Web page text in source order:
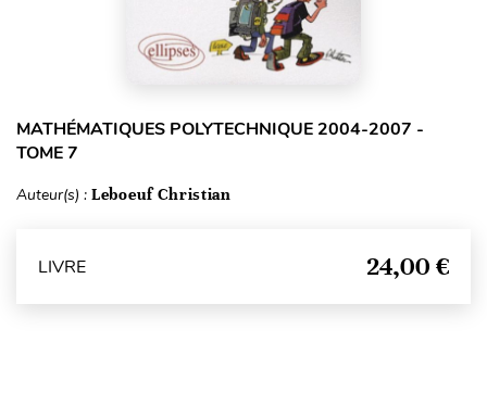
MATHÉMATIQUES POLYTECHNIQUE 2004-2007 -
TOME 7
Auteur(s) : Leboeuf Christian
LIVRE 24,00 €